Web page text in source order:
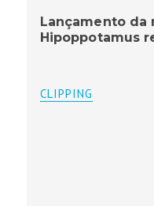
Lançamento da
Hipoppotamus
CLIPPING